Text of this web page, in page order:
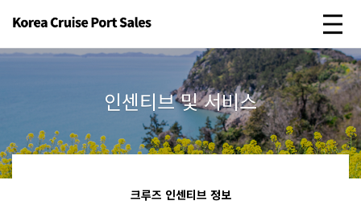
인센티브 및 서비스
크루즈 인센티브 정보